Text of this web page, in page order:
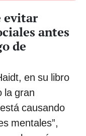
evitar
antes
de
en su libro
la gran
causando
mentales”,